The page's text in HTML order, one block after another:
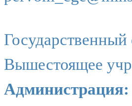
Вышестоящее
Администрация: